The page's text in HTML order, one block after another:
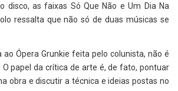
disco, as faixas Só Que Não e Um Dia Na
ressalta que não só de duas músicas se
ao Ópera Grunkie feita pelo colunista, não é
papel da crítica de arte é, de fato, pontuar
obra e discutir a técnica e ideias postas no